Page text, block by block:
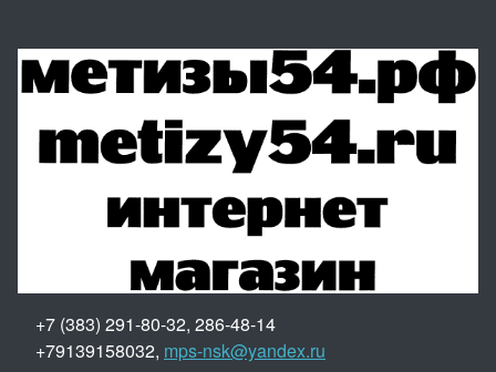
+7 (383) 291-80-32, 286-48-14
+79139158032, mps-nsk@yandex.ru